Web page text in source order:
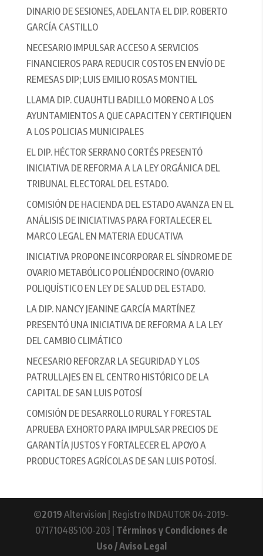
DINARIO DE SESIONES, ADELANTA EL DIP. ROBERTO
GARCÍA CASTILLO
NECESARIO IMPULSAR ACCESO A SERVICIOS
FINANCIEROS PARA REDUCIR COSTOS EN ENVÍO DE
REMESAS DIP; LUIS EMILIO ROSAS MONTIEL
LLAMA DIP. CUAUHTLI BADILLO MORENO A LOS
AYUNTAMIENTOS A QUE CAPACITEN Y CERTIFIQUEN
A LOS POLICIAS MUNICIPALES
EL DIP. HÉCTOR SERRANO CORTÉS PRESENTÓ
INICIATIVA DE REFORMA A LA LEY ORGÁNICA DEL
TRIBUNAL ELECTORAL DEL ESTADO.
COMISIÓN DE HACIENDA DEL ESTADO AVANZA EN EL
ANÁLISIS DE INICIATIVAS PARA FORTALECER EL
MARCO LEGAL EN MATERIA EDUCATIVA
INICIATIVA PROPONE INCORPORAR EL SÍNDROME DE
OVARIO METABÓLICO POLIÉNDOCRINO (OVARIO
POLIQUÍSTICO EN LEY DE SALUD DEL ESTADO.
LA DIP. NANCY JEANINE GARCÍA MARTÍNEZ
PRESENTÓ UNA INICIATIVA DE REFORMA A LA LEY
DEL CAMBIO CLIMÁTICO
NECESARIO REFORZAR LA SEGURIDAD Y LOS
PATRULLAJES EN EL CENTRO HISTÓRICO DE LA
CAPITAL DE SAN LUIS POTOSÍ
COMISIÓN DE DESARROLLO RURAL Y FORESTAL
APRUEBA EXHORTO PARA IMPULSAR PRECIOS DE
GARANTÍA JUSTOS Y FORTALECER EL APOYO A
PRODUCTORES AGRÍCOLAS DE SAN LUIS POTOSÍ.
©2019 Altervision | Registro INDAUTOR 04-2019-
071710485100-203 | Términos y Condiciones de
Uso / Aviso Legal